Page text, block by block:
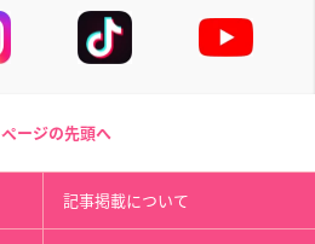
ページの先頭へ
記事掲載について